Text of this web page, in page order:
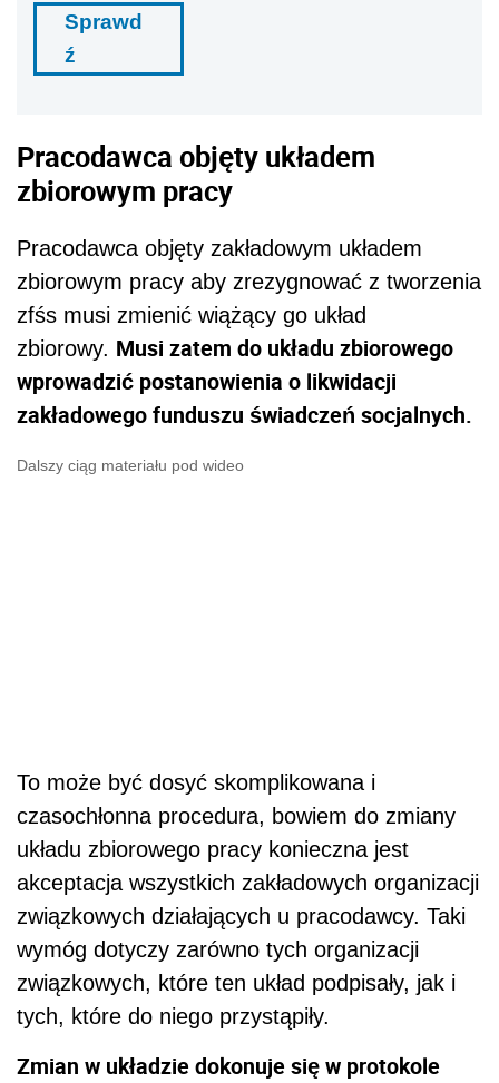
Sprawd
ź
Pracodawca objęty układem
zbiorowym pracy
Pracodawca objęty zakładowym układem
zbiorowym pracy aby zrezygnować z tworzenia
zfśs musi zmienić wiążący go układ
zbiorowy. Musi zatem do układu zbiorowego
wprowadzić postanowienia o likwidacji
zakładowego funduszu świadczeń socjalnych.
Dalszy ciąg materiału pod wideo
To może być dosyć skomplikowana i
czasochłonna procedura, bowiem do zmiany
układu zbiorowego pracy konieczna jest
akceptacja wszystkich zakładowych organizacji
związkowych działających u pracodawcy. Taki
wymóg dotyczy zarówno tych organizacji
związkowych, które ten układ podpisały, jak i
tych, które do niego przystąpiły.
Zmian w układzie dokonuje się w protokole